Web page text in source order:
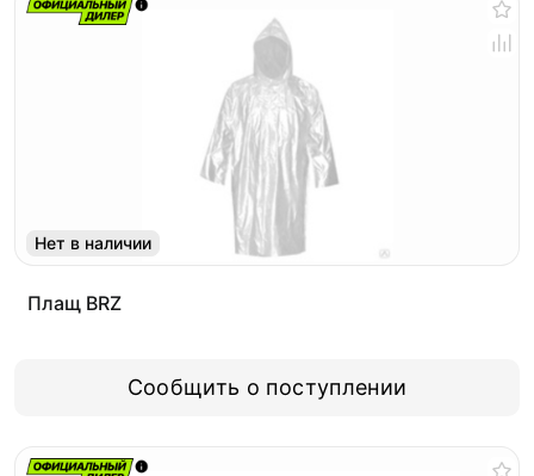
Нет в наличии
Плащ BRZ
Сообщить о поступлении